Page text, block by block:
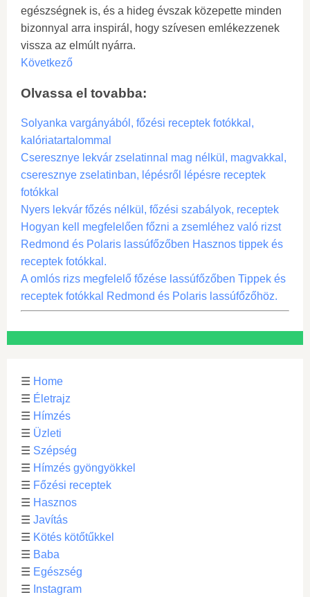
egészségnek is, és a hideg évszak közepette minden
bizonnyal arra inspirál, hogy szívesen emlékezzenek
vissza az elmúlt nyárra.
Következő
Olvassa el tovabba:
Solyanka vargányából, főzési receptek fotókkal,
kalóriatartalommal
Cseresznye lekvár zselatinnal mag nélkül, magvakkal,
cseresznye zselatinban, lépésről lépésre receptek
fotókkal
Nyers lekvár főzés nélkül, főzési szabályok, receptek
Hogyan kell megfelelően főzni a zsemléhez való rizst
Redmond és Polaris lassúfőzőben Hasznos tippek és
receptek fotókkal.
A omlós rizs megfelelő főzése lassúfőzőben Tippek és
receptek fotókkal Redmond és Polaris lassúfőzőhöz.
☰ Home
☰ Életrajz
☰ Hímzés
☰ Üzleti
☰ Szépség
☰ Hímzés gyöngyökkel
☰ Főzési receptek
☰ Hasznos
☰ Javítás
☰ Kötés kötőtűkkel
☰ Baba
☰ Egészség
☰ Instagram